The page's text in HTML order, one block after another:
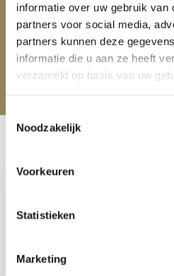
informatie over uw gebruik van
partners voor social media,
partners kunnen deze
informatie die u aan ze heeft
verzameld op basis van uw
Toestemmingsselectie
Noodzakelijk
Voorkeuren
Statistieken
Marketing
Red Horse Groomingbox 9
delig - Cashmere Rose
€ 39,95
Groomingbox 9 delig
- Zwart